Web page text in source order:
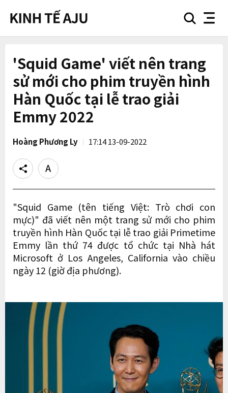
searchnav
'Squid Game' viết nên trang
sử mới cho phim truyền hình
Hàn Quốc tại lễ trao giải
Emmy 2022
Hoàng Phương Ly 17:14 13-09-2022
Share
Text
size
"Squid Game (tên tiếng Việt: Trò chơi con
mực)" đã viết nên một trang sử mới cho phim
truyền hình Hàn Quốc tại lễ trao giải Primetime
Emmy lần thứ 74 được tổ chức tại Nhà hát
Microsoft ở Los Angeles, California vào chiều
ngày 12 (giờ địa phương).